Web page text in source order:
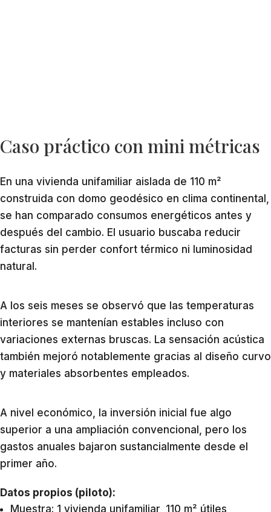
Caso práctico con mini métricas
En una vivienda unifamiliar aislada de 110 m²
construida con domo geodésico en clima continental,
se han comparado consumos energéticos antes y
después del cambio. El usuario buscaba reducir
facturas sin perder confort térmico ni luminosidad
natural.
A los seis meses se observó que las temperaturas
interiores se mantenían estables incluso con
variaciones externas bruscas. La sensación acústica
también mejoró notablemente gracias al diseño curvo
y materiales absorbentes empleados.
A nivel económico, la inversión inicial fue algo
superior a una ampliación convencional, pero los
gastos anuales bajaron sustancialmente desde el
primer año.
Datos propios (piloto):
Muestra: 1 vivienda unifamiliar, 110 m² útiles